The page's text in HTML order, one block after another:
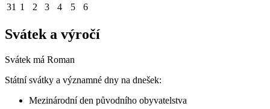
31 1 2 3 4 5 6
Svátek a výročí
Svátek má Roman
Státní svátky a významné dny na dnešek:
Mezinárodní den původního obyvatelstva